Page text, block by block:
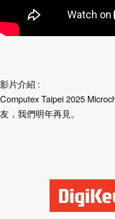
影片介紹 :
Computex Taipei 2025
友，我們明年再見。